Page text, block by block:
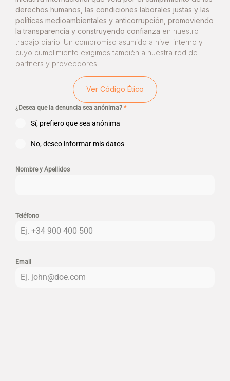
derechos humanos, las condiciones laborales justas y las
políticas medioambientales y anticorrupción, promoviendo
la transparencia y construyendo confianza en nuestro
trabajo diario. Un compromiso asumido a nivel interno y
cuyo cumplimiento exigimos también a nuestra red de
partners y proveedores.
Ver Código Ético
¿Desea que la denuncia sea anónima? *
Sí, prefiero que sea anónima
No, deseo informar mis datos
Nombre y Apellidos
Teléfono
Email